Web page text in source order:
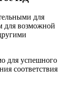
для
для возможной
для успешного
соответствия